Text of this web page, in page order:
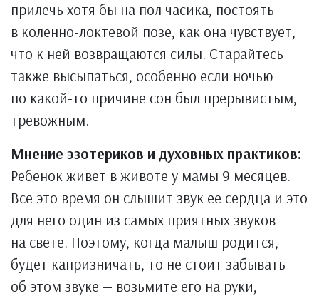
прилечь хотя бы на пол часика, постоять
в коленно-локтевой позе, как она чувствует,
что к ней возвращаются силы. Старайтесь
также высыпаться, особенно если ночью
по какой-то причине сон был прерывистым,
тревожным.
Мнение эзотериков и духовных практиков:
Ребенок живет в животе у мамы 9 месяцев.
Все это время он слышит звук ее сердца и это
для него один из самых приятных звуков
на свете. Поэтому, когда малыш родится,
будет капризничать, то не стоит забывать
об этом звуке — возьмите его на руки,